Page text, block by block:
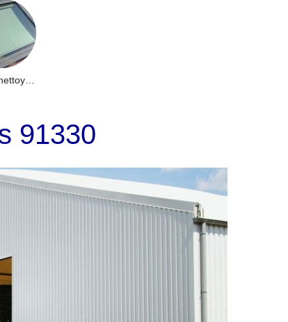
Artisan nettoyage de puits de lumière et Skydome 91
91330